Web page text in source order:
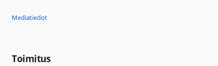
Mediatiedot
Toimitus